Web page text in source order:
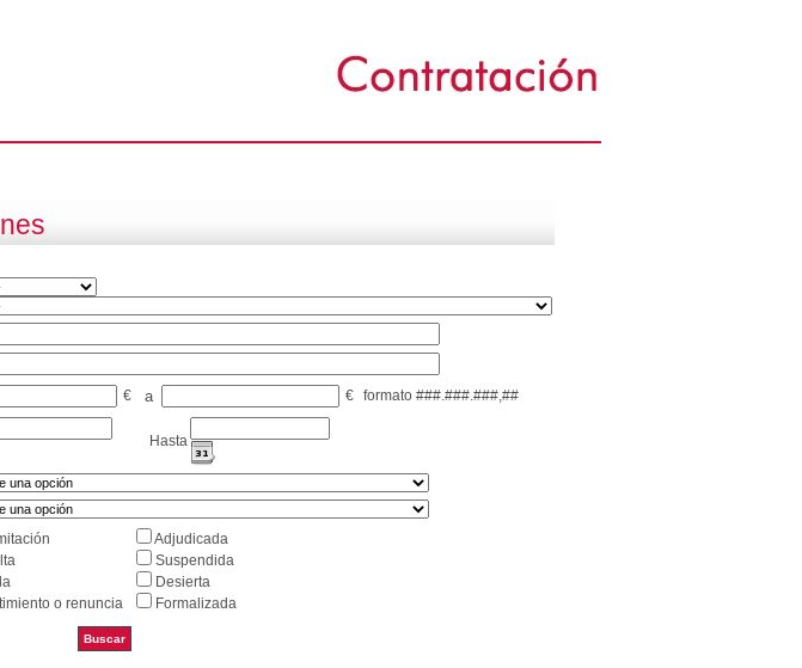
€ a € formato ###.###.###,##
Hasta
Adjudicada
Suspendida
Desierta
o renuncia
Formalizada